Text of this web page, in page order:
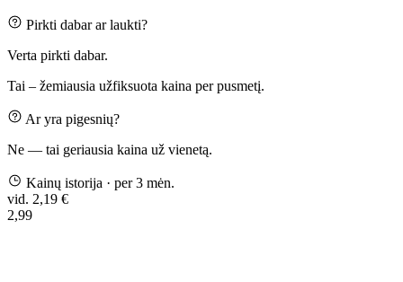
Pirkti dabar ar laukti?
Verta pirkti dabar.
Tai – žemiausia užfiksuota kaina per pusmetį.
Ar yra pigesnių?
Ne — tai geriausia kaina už vienetą.
Kainų istorija · per 3 mėn.
vid. 2,19 €
2,99